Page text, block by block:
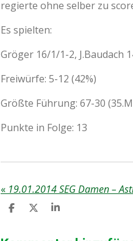
regierte ohne selber zu
Es spielten:
Gröger 16/1/1-2, J.Baudach
Freiwürfe: 5-12 (42%)
Größte Führung: 67-30
Punkte in Folge: 13
«
T
T
T